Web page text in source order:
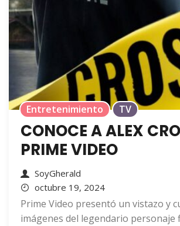
Entretenimiento TV
CONOCE A ALEX
PRIME VIDEO
SoyGherald
octubre 19, 2024
Prime Video presentó un vistazo y
imágenes del legendario personaje